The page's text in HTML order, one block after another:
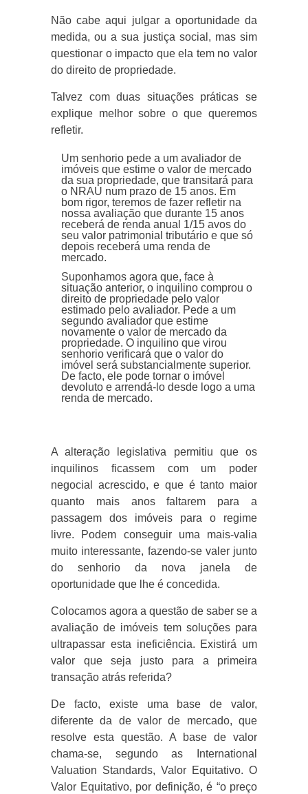
Não cabe aqui julgar a oportunidade da
medida, ou a sua justiça social, mas sim
questionar o impacto que ela tem no valor
do direito de propriedade.
Talvez com duas situações práticas se
explique melhor sobre o que queremos
refletir.
Um senhorio pede a um avaliador de
imóveis que estime o valor de mercado
da sua propriedade, que transitará para
o NRAU num prazo de 15 anos. Em
bom rigor, teremos de fazer refletir na
nossa avaliação que durante 15 anos
receberá de renda anual 1/15 avos do
seu valor patrimonial tributário e que só
depois receberá uma renda de
mercado.
Suponhamos agora que, face à
situação anterior, o inquilino comprou o
direito de propriedade pelo valor
estimado pelo avaliador. Pede a um
segundo avaliador que estime
novamente o valor de mercado da
propriedade. O inquilino que virou
senhorio verificará que o valor do
imóvel será substancialmente superior.
De facto, ele pode tornar o imóvel
devoluto e arrendá-lo desde logo a uma
renda de mercado.
A alteração legislativa permitiu que os
inquilinos ficassem com um poder
negocial acrescido, e que é tanto maior
quanto mais anos faltarem para a
passagem dos imóveis para o regime
livre. Podem conseguir uma mais-valia
muito interessante, fazendo-se valer junto
do senhorio da nova janela de
oportunidade que lhe é concedida.
Colocamos agora a questão de saber se a
avaliação de imóveis tem soluções para
ultrapassar esta ineficiência. Existirá um
valor que seja justo para a primeira
transação atrás referida?
De facto, existe uma base de valor,
diferente da de valor de mercado, que
resolve esta questão. A base de valor
chama-se, segundo as International
Valuation Standards, Valor Equitativo. O
Valor Equitativo, por definição, é “o preço